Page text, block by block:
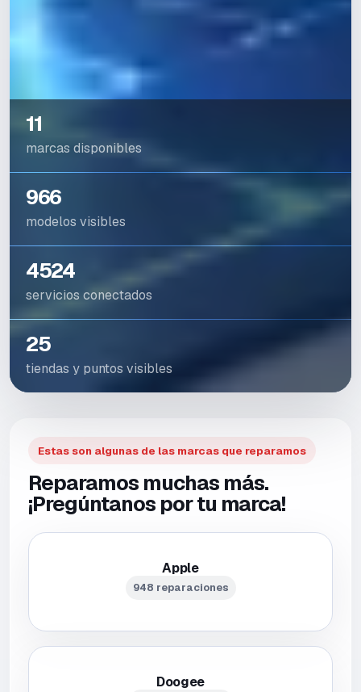
11
marcas disponibles
966
modelos visibles
4524
servicios conectados
25
tiendas y puntos visibles
Estas son algunas de las marcas que reparamos
Reparamos muchas más.
¡Pregúntanos por tu marca!
Apple
948 reparaciones
Doogee